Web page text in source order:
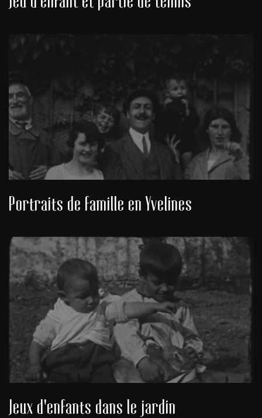
Portraits de famille en Yvelines
Jeux d'enfants dans le jardin